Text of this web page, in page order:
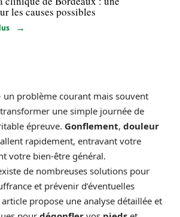
les causes possibles
un problème courant mais souvent
une simple journée de
épreuve. Gonflement, douleur
rapidement, entravant votre
votre bien-être général.
de nombreuses solutions pour
et prévenir d’éventuelles
propose une analyse détaillée et